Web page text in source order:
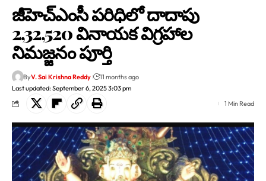
జీహెచ్ఎంసీ పరిధిలో దాదాపు
2,32,520 వినాయక విగ్రహాల
నిమజ్జనం పూర్తి
Last updated: September 6, 2025 3:03 pm
ByV. Sai Krishna Reddy 11 months ago
1 Min Read